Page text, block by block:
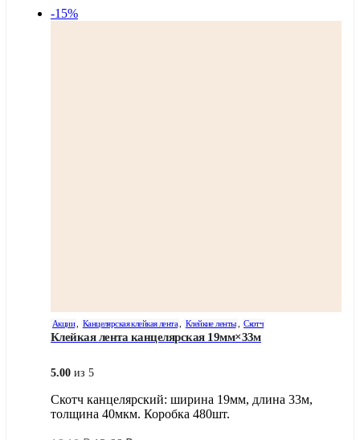
-15%
Акции, Канцелярская клейкая лента, Клейкие ленты , Скотч
Клейкая лента канцелярская 19мм×33м
5.00 из 5
Скотч канцелярский: ширина 19мм, длина 33м,
толщина 40мкм. Коробка 480шт.